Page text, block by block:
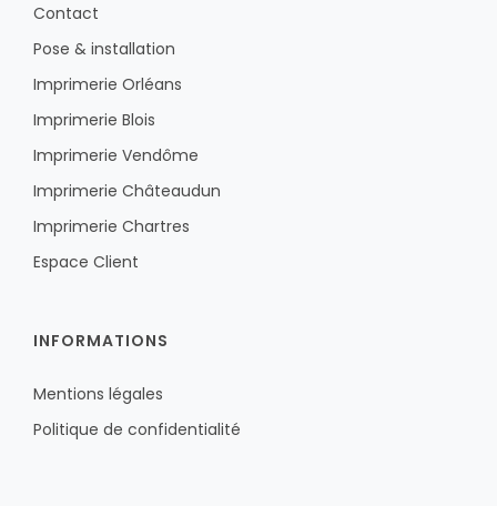
Contact
Pose & installation
Imprimerie Orléans
Imprimerie Blois
Imprimerie Vendôme
Imprimerie Châteaudun
Imprimerie Chartres
Espace Client
INFORMATIONS
Mentions légales
Politique de confidentialité